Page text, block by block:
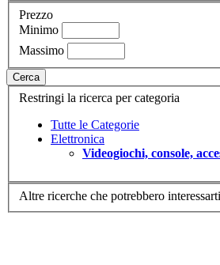
Prezzo
Minimo
Massimo
Cerca
Restringi la ricerca per categoria
Tutte le Categorie
Elettronica
Videogiochi, console,
Altre ricerche che potrebbero interessarti